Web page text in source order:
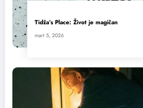
Tidža’s Place: Život je magičan
mart 5, 2026